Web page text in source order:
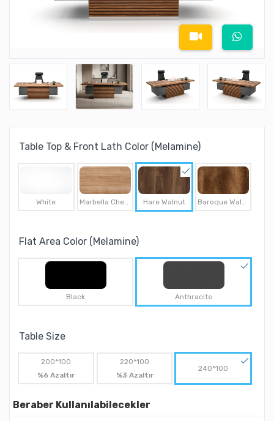
Table Top & Front Lath Color (Melamine)
White Marbella Cherry Hare Walnut Baroque Walnut
Flat Area Color (Melamine)
Black Anthracite
Table Size
200*100
%6 Azaltır
220*100
%3 Azaltır
240*100
Beraber Kullanılabilecekler